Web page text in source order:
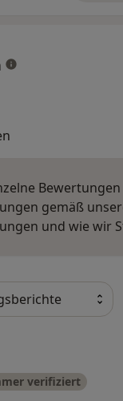
gemäß
und wie wir
verifiziert